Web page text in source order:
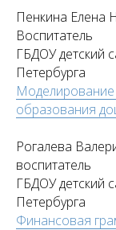
Пенкина Елена
Воспитатель
ГБДОУ детский
Петербурга
Моделирование
образования
Рогалева
воспитатель
ГБДОУ детский
Петербурга
Финансовая